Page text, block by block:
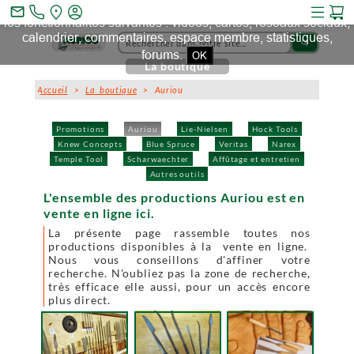
search
Promotions Auriou Lie-Nielsen
Hock Tools
Knew Concepts
Blue Spruce Veritas
Narex
Temple Tool
Scharwaechter
Affûtage et entretien
Autres outils
La boutique
Accueil >La boutique > Auriou
L'ensemble des productions Auriou est en
vente en ligne ici.
La présente page rassemble toutes nos
productions disponibles à la vente en ligne.
Nous vous conseillons d'affiner votre
recherche. N'oubliez pas la zone de recherche,
très efficace elle aussi, pour un accès encore
plus direct.
mail_outline
Ce site et des sites tiers qu'il utilise collectent des cookies pour
les fonctionnalités suivantes : vidéos, cartes, réseaux sociaux,
calendrier, commentaires, espace membre, statistiques,
forums. OK